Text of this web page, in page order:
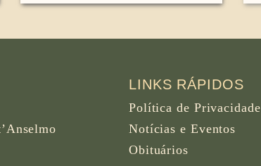
LINKS RÁPIDOS
Política de Privacidade
Notícias e Eventos
Obituários